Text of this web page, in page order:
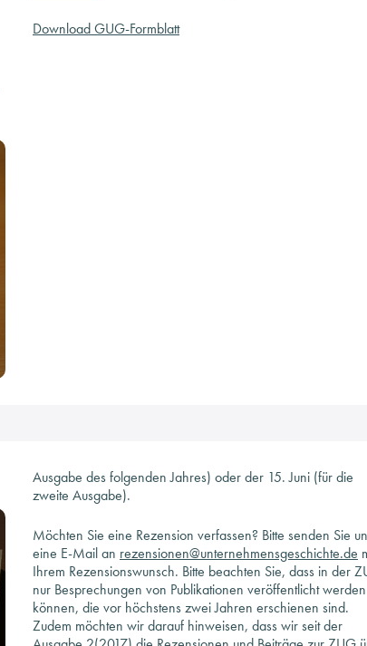
Download GUG-Formblatt
Ausgabe des folgenden Jahres) oder der 15. Juni (für die
zweite Ausgabe).
Möchten Sie eine Rezension verfassen? Bitte senden Sie
eine E-Mail an rezensionen@unternehmensgeschichte.de
Ihrem Rezensionswunsch. Bitte beachten Sie, dass in der
nur Besprechungen von Publikationen veröffentlicht werden
können, die vor höchstens zwei Jahren erschienen sind.
Zudem möchten wir darauf hinweisen, dass wir seit der